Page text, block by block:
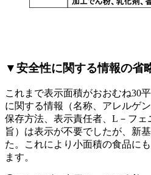
▼安全性に関する情報の省
これまで表示面積がおおむね30
に関する情報（名称、アレルゲ
保存方法、表示責任者、L－フ
旨）は表示が不要でしたが、新
た。これにより小面積の食品に
ます。